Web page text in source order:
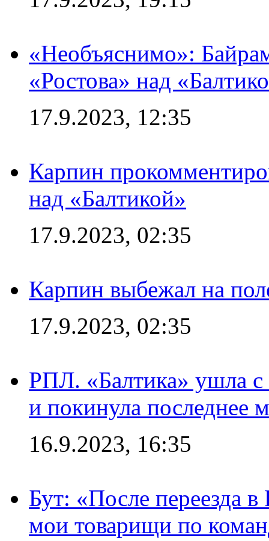
«Необъяснимо»:
«Ростова» над
17.9.2023, 12:35
Карпин
над «Балтикой»
17.9.2023, 02:35
Карпин выбежал на
17.9.2023, 02:35
РПЛ. «Балтика» ушла с
и покинула последнее
16.9.2023, 16:35
Бут: «После переезда
мои товарищи по